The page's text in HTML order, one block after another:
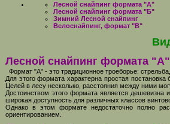
Лесной снайпинг формата "А"
Лесной снайпинг формата "Б"
Зимний Лесной снайпинг
Велоснайпинг, формат "В"
Лесной снайпинг формата "А"
Формат "А" - это традиционное троеборье:
Для этого формата характерна простая
Целей в лесу несколько, расстояния между ними
Достоинством этого формата является дешевизна
широкая доступность для различных классов
Однако в этом формате недостаточно полно
ориентированием.